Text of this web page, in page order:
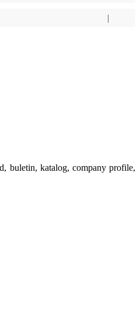
buletin, katalog, company profile,